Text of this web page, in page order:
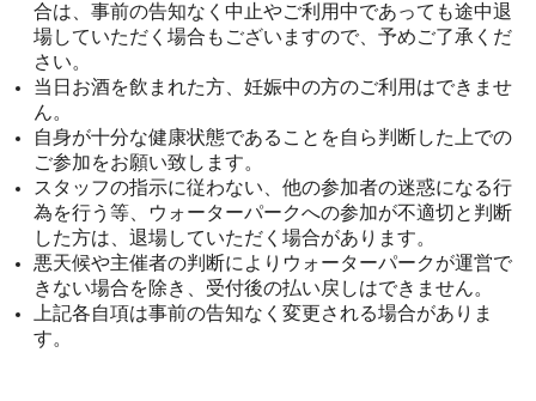
合は、事前の告知なく中止やご利用中であっても途中退
場していただく場合もございますので、予めご了承くだ
さい。
当日お酒を飲まれた方、妊娠中の方のご利用はできませ
ん。
自身が十分な健康状態であることを自ら判断した上での
ご参加をお願い致します。
スタッフの指示に従わない、他の参加者の迷惑になる行
為を行う等、ウォーターパークへの参加が不適切と判断
した方は、退場していただく場合があります。
悪天候や主催者の判断によりウォーターパークが運営で
きない場合を除き、受付後の払い戻しはできません。
上記各自項は事前の告知なく変更される場合がありま
す。